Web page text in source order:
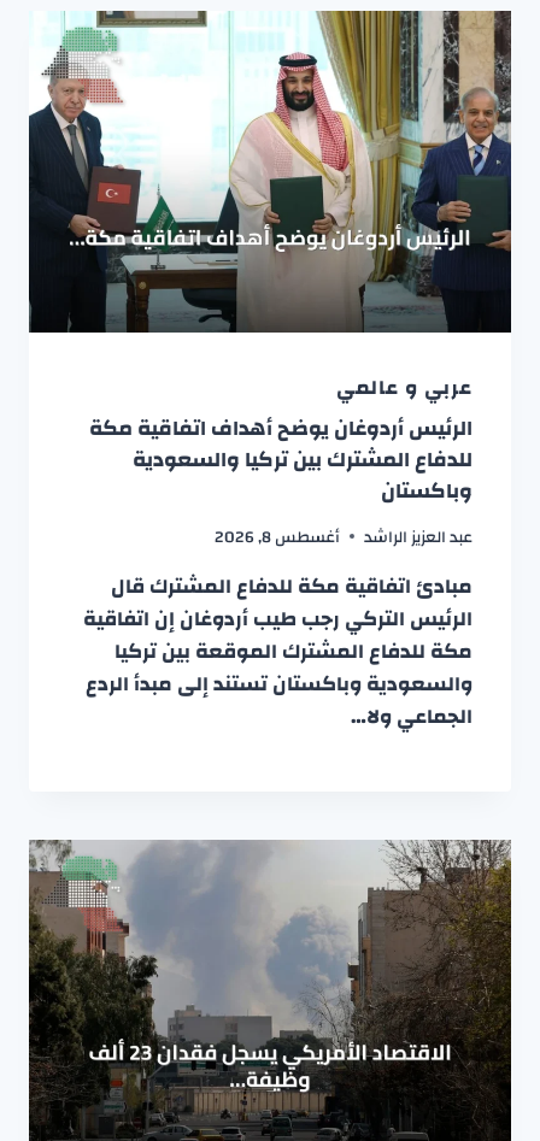
عربي و عالمي
الرئيس أردوغان يوضح أهداف اتفاقية مكة
للدفاع المشترك بين تركيا والسعودية
وباكستان
عبد العزيز الراشد أغسطس 8, 2026
مبادئ اتفاقية مكة للدفاع المشترك قال
الرئيس التركي رجب طيب أردوغان إن اتفاقية
مكة للدفاع المشترك الموقعة بين تركيا
والسعودية وباكستان تستند إلى مبدأ الردع
الجماعي ولا…